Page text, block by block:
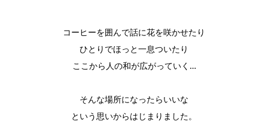
コーヒーを囲んで話に花を咲かせたり
ひとりでほっと一息ついたり
ここから人の和が広がっていく…
そんな場所になったらいいな
という思いからはじまりました。